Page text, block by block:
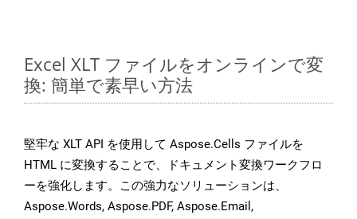
Excel XLT ファイルをオンラインで変
換: 簡単で素早い方法
堅牢な XLT API を使用して Aspose.Cells ファイルを
HTML に変換することで、ドキュメント変換ワークフロ
ーを強化します。この強力なソリューションは、
Aspose.Words, Aspose.PDF, Aspose.Email,